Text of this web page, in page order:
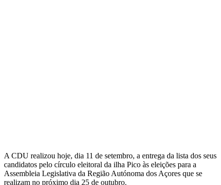
A CDU realizou hoje, dia 11 de setembro, a entrega da lista dos seus
candidatos pelo círculo eleitoral da ilha Pico às eleições para a
Assembleia Legislativa da Região Autónoma dos Açores que se
realizam no próximo dia 25 de outubro.